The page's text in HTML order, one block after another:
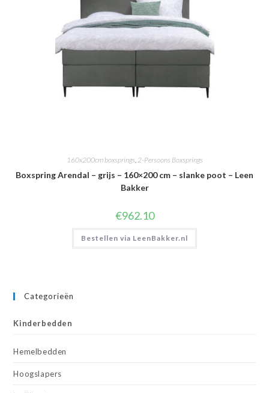
160x200cm boxsprings,2-Persoons Boxsprings
Boxspring Arendal – grijs – 160×200 cm – slanke poot – Leen
Bakker
€962.10
Bestellen via LeenBakker.nl
Categorieën
Kinderbedden
Hemelbedden
Hoogslapers